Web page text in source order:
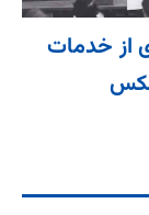
از خدمات